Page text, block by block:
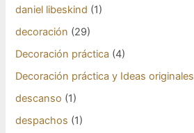
daniel libeskind (1)
decoración (29)
Decoración práctica (4)
Decoración práctica y Ideas originales
descanso (1)
despachos (1)